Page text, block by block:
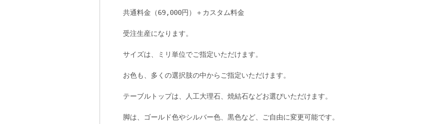
共通料金（69,000円）＋カスタム料金
受注生産になります。
サイズは、ミリ単位でご指定いただけます。
お色も、多くの選択肢の中からご指定いただけます。
テーブルトップは、人工大理石、焼結石などお選びいただけます。
脚は、ゴールド色やシルバー色、黒色など、ご自由に変更可能です。